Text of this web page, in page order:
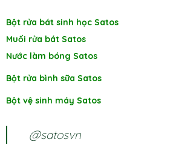
Bột rửa bát sinh học Satos
Muối rửa bát Satos
Nước làm bóng Satos
Bột rửa bình sữa Satos
Bột vệ sinh máy Satos
@satosvn